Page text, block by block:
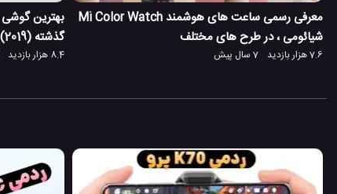
معرفی رسمی ساعت های هوشمند Mi Color Watch
شیائومی ، در طرح های مختلف
7.6 هزار بازدید 7 سال پیش
بهترین
گذشته (2019)
8.4 هزار بازدید